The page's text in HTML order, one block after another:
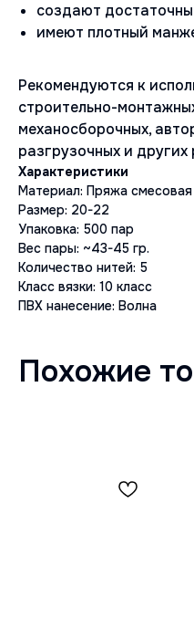
создают
имеют плотный
Рекомендуются к
строительно-
механосборочных,
разгрузочных и других
Материал: Пряжа смесовая
Размер: 20-22
Упаковка: 500 пар
Вес пары: ~43-45 гр.
Количество нитей: 5
Класс вязки: 10 класс
ПВХ нанесение: Волна
Похожие